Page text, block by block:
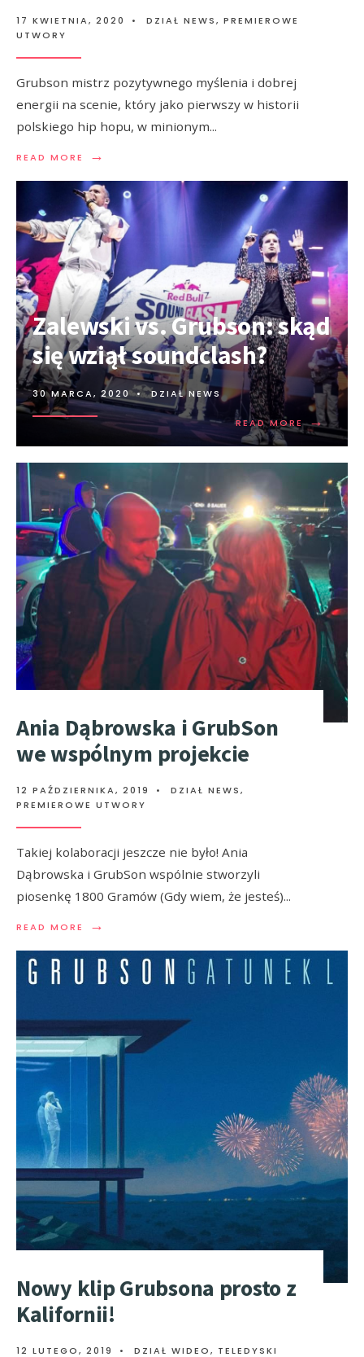
17 KWIETNIA, 2020 • DZIAŁ NEWS, PREMIEROWE
UTWORY
Grubson mistrz pozytywnego myślenia i dobrej
energii na scenie, który jako pierwszy w historii
polskiego hip hopu, w minionym...
READ MORE →
Zalewski vs. Grubson: skąd
się wziął soundclash?
30 MARCA, 2020 • DZIAŁ NEWS
READ MORE →
Ania Dąbrowska i GrubSon
we wspólnym projekcie
12 PAŹDZIERNIKA, 2019 • DZIAŁ NEWS,
PREMIEROWE UTWORY
Takiej kolaboracji jeszcze nie było! Ania
Dąbrowska i GrubSon wspólnie stworzyli
piosenkę 1800 Gramów (Gdy wiem, że jesteś)...
READ MORE →
Nowy klip Grubsona prosto z
Kalifornii!
12 LUTEGO, 2019 • DZIAŁ WIDEO, TELEDYSKI